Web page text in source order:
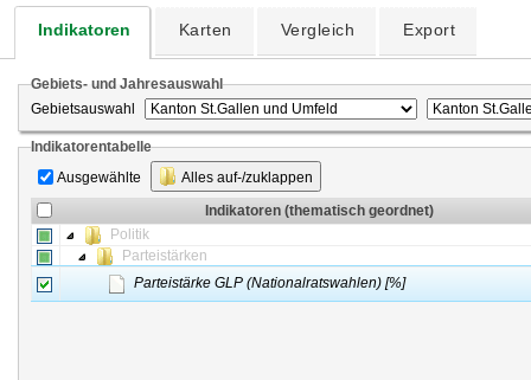
Indikatoren Karten Vergleich Export
Gebiets- und Jahresauswahl
Gebietsauswahl
Indikatorentabelle
Ausgewählte
Alles auf-/zuklappen
Indikatoren (thematisch geordnet)
Politik
Parteistärken
Parteistärke GLP (Nationalratswahlen) [%]